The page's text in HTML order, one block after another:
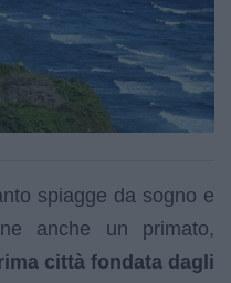
spiagge da sogno e
anche un primato,
città fondata dagli